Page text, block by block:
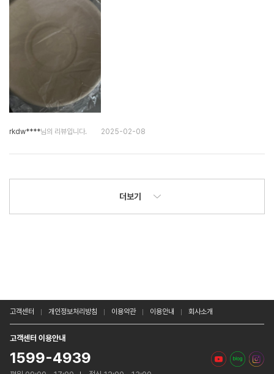
rkdw****님의 리뷰입니다. 2025-02-08
더보기
고객센터 개인정보처리방침 이용약관 이용안내 회사소개
고객센터 이용안내
1599-4939